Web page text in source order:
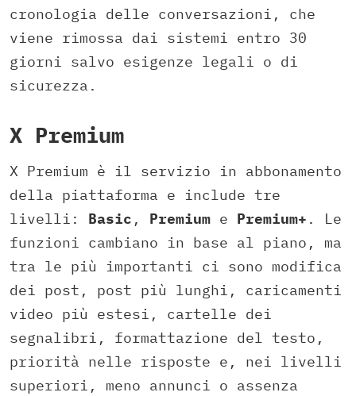
cronologia delle conversazioni, che
viene rimossa dai sistemi entro 30
giorni salvo esigenze legali o di
sicurezza.
X Premium
X Premium è il servizio in abbonamento
della piattaforma e include tre
livelli: Basic , Premium e Premium+ . Le
funzioni cambiano in base al piano, ma
tra le più importanti ci sono modifica
dei post, post più lunghi, caricamenti
video più estesi, cartelle dei
segnalibri, formattazione del testo,
priorità nelle risposte e, nei livelli
superiori, meno annunci o assenza